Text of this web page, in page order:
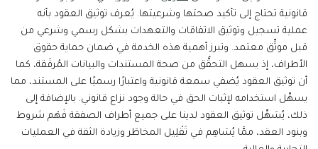
قانونية تحتاج إلى تأكيد صحتها وشرعيتها. يُعرف توثيق العقود بأنه
عملية تسجيل وتوثيق الاتفاقات والتعهدات بشكل رسمي وشرعي من
قبل موثِّق معتمد. وتبرز أهمية هذه الخدمة في ضمان حماية حقوق
الأطراف، إذ يسهل التحقُّق من صحة المستندات والبيانات المُرفَقة، كما
أن توثيق العقود يُضفي سمعة قانونية واعتبارًا رسميًا على المستند، مما
يسهِّل استخدامه لإثبات الحق في حالة وجود نزاع قانوني. بالإضافة إلى
ذلك، يُسَهِّل توثيق العقود لدينا على جميع أطراف الصفقة فَهْم شروط
وبنود العقد، ممَّا يُسَاهِم في تَقْلِيل المخاطَر وزيادة الثقة في العمليات